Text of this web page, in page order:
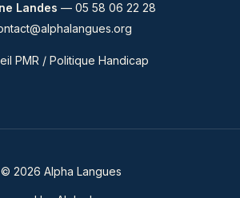
Landes — 05 58 06 22 28
PMR / Politique Handicap
© 2026 Alpha Langues